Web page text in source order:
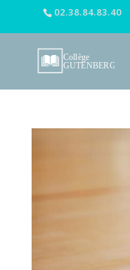
02.38.84.83.40